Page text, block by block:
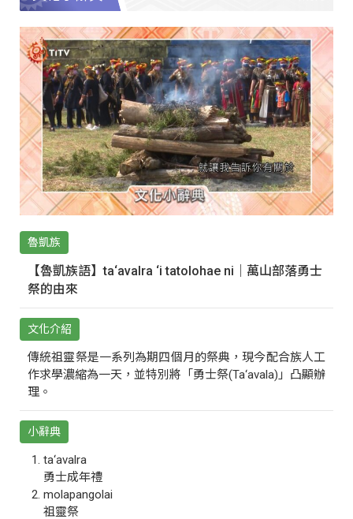
魯凱族
【魯凱族語】ta‘avalra ‘i tatolohae ni｜萬山部落勇士
祭的由來
文化介紹
傳統祖靈祭是一系列為期四個月的祭典，現今配合族人工
作求學濃縮為一天，並特別將「勇士祭(Ta‘avala)」凸顯辦
理。
小辭典
ta‘avalra
勇士成年禮
molapangolai
祖靈祭